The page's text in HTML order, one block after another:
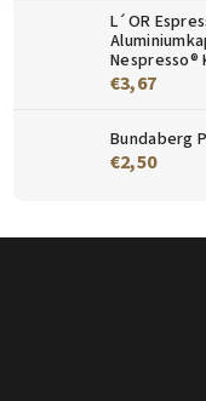
L´OR
Nespresso®
€3,67
Bundaberg
€2,50